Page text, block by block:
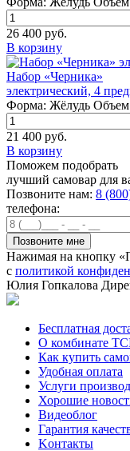
26 400 руб.
В корзину
Набор «Черника»
электрический, 4
Форма: Жёлудь
21 400 руб.
В корзину
Поможем подобрать
лучший самовар для
Позвоните нам: 8
телефона:
Нажимая на кнопку
с политикой
Юлия Гопкалова
Бесплатная
О комбинате
Как купить
Удобная оплата
Услуги
Хорошие
Видеоблог
Гарантия
Kонтакты